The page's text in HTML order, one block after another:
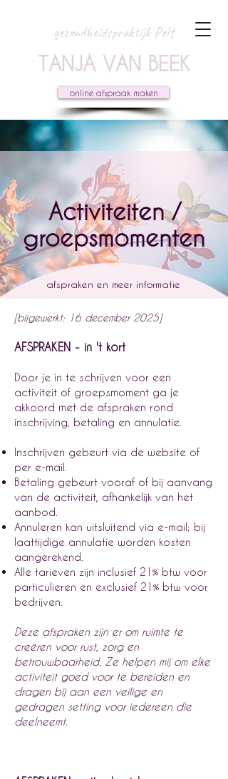
gezondheidspraktijk Pelt
TANJA VAN BEEK
online afspraak maken
Activiteiten /
groepsmomenten
afspraken en meer informatie
[bijgewerkt: 16 december 2025]
AFSPRAKEN - in 't kort
Door je in te schrijven voor een
activiteit of groepsmoment ga je
akkoord met de afspraken rond
inschrijving, betaling en annulatie.
Inschrijven gebeurt via de website of
per e-mail.
Betaling gebeurt vooraf of bij aanvang
van de activiteit, afhankelijk van het
aanbod.
Annuleren kan uitsluitend via e-mail; bij
laattijdige annulatie worden kosten
aangerekend.
Alle tarieven zijn inclusief 21% btw voor
particulieren en exclusief 21% btw voor
bedrijven.
Deze afspraken zijn er om ruimte te
creëren voor rust, zorg en
betrouwbaarheid. Ze helpen mij om elke
activiteit goed voor te bereiden en
dragen bij aan een veilige en
gedragen setting voor iedereen die
deelneemt.